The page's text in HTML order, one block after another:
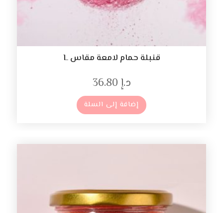
قنبلة حمام لامعة مقاس L
د.إ
إضافة إلى السلة